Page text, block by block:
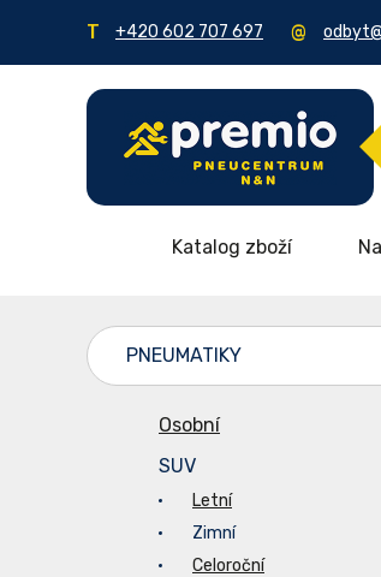
+420 602 707 697
Katalog zboží
PNEUMATIKY
Osobní
SUV
Letní
Zimní
Celoroční